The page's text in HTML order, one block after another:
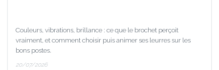
Couleurs, vibrations, brillance : ce que le brochet perçoit
vraiment, et comment choisir puis animer ses leurres sur les
bons postes.
20/07/2026